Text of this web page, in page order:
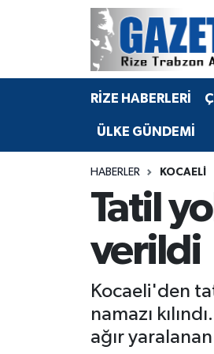
RİZE HABERLERİ
ÜLKE GÜNDEMİ
HABERLER KOCAELI
Tatil
verildi
Kocaeli'den
namazı
ağır
BÖLGEMİZ
Bilim Teknoloji
Advertising news
Canlı Maç
Merkez Nöbetçi Eczaneler
Merkez Hava Durumu
Merkez Trafik Yoğunluk
Tüm Manşetler
Son Dakika Haberleri
Haber Arşivi